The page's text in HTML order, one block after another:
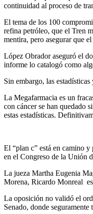
continuidad al proceso de
El tema de los 100
refina petróleo, que el Tren
mentira, pero asegurar que
López Obrador aseguró el
informe lo catalogó como
Sin embargo, las
La Megafarmacia es un
con cáncer se han quedado
estas estadísticas.
El “plan c” está en camino
en el Congreso de la Unión
La jueza Martha Eugenia
Morena, Ricardo Monreal
La oposición no validó el
Senado, donde